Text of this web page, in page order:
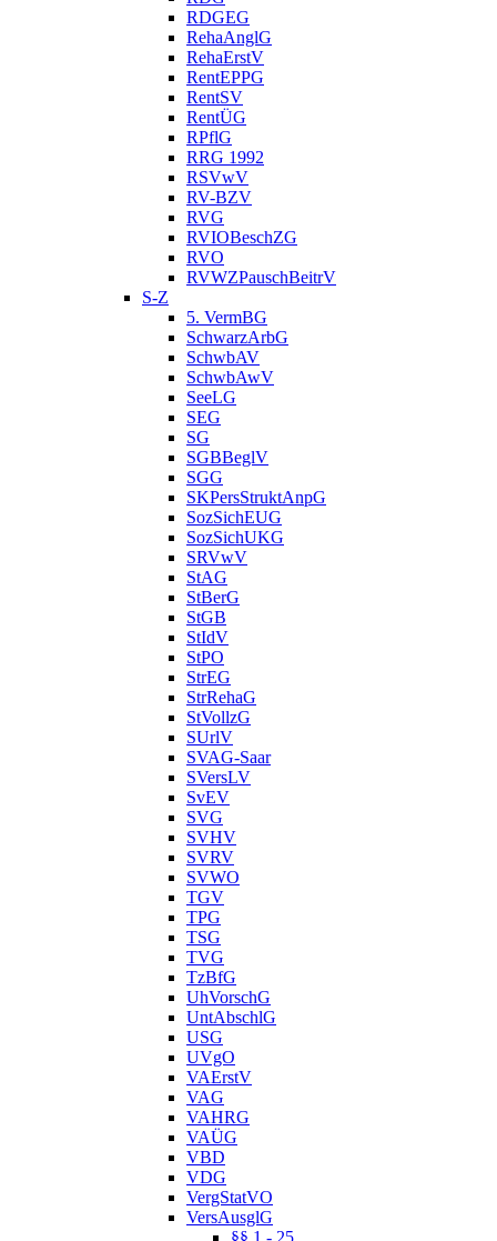
RDGEG
RehaAnglG
RehaErstV
RentEPPG
RentSV
RentÜG
RPflG
RRG 1992
RSVwV
RV-BZV
RVG
RVIOBeschZG
RVO
RVWZPauschBeitrV
S-Z
5. VermBG
SchwarzArbG
SchwbAV
SchwbAwV
SeeLG
SEG
SG
SGBBeglV
SGG
SKPersStruktAnpG
SozSichEUG
SozSichUKG
SRVwV
StAG
StBerG
StGB
StIdV
StPO
StrEG
StrRehaG
StVollzG
SUrlV
SVAG-Saar
SVersLV
SvEV
SVG
SVHV
SVRV
SVWO
TGV
TPG
TSG
TVG
TzBfG
UhVorschG
UntAbschlG
USG
UVgO
VAErstV
VAG
VAHRG
VAÜG
VBD
VDG
VergStatVO
VersAusglG
§§ 1 - 25